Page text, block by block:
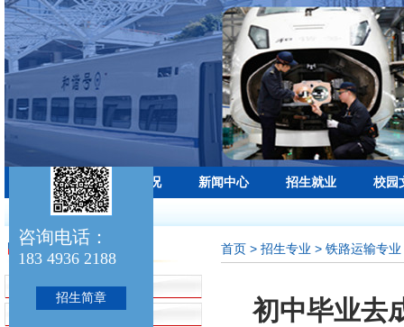
学校首页 学校概况 新闻中心 招生就业 校园
最新公告：
招生专业
招生简章
铁路运输专业
首页 > 招生专业 > 铁路运输专业
初中毕业去
咨询电话：
183 4936 2188
招生简章